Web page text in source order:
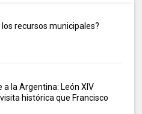
recursos municipales?
a la Argentina: León XIV
histórica que Francisco